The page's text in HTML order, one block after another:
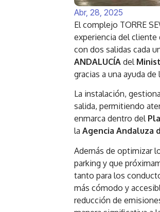
Abr, 28, 2025
El complejo TORRE
experiencia del cliente
con dos salidas cada
ANDALUCÍA del
gracias a una ayuda de
La instalación,
salida, permitiendo
enmarca dentro del
laAgencia Andaluza
Además de optimizar
parking y que
tanto para los
más cómodo y
reducción de